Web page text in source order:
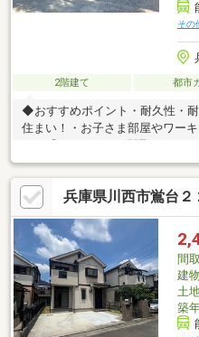
その
2階建て 都市
◆おすすめポイント・耐久性・
住まい！・お子さま部屋やワー
ＤＫ空間。・全居室収納付き！
使うことができます。・キッチ
気がスムーズ◎・各階トイレ付
見線「多田」駅まで徒歩１３分
徒歩１４分◆周辺施設・川西市
（徒歩１３分）・ローソン川西
９分）・万代多田店まで１０６０
兵庫県川西市鴬台２
間
建
土
築